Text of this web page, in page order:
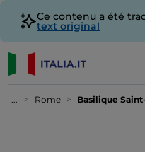
Ce contenu a été
text original
... Rome Basilique Saint-Pierre